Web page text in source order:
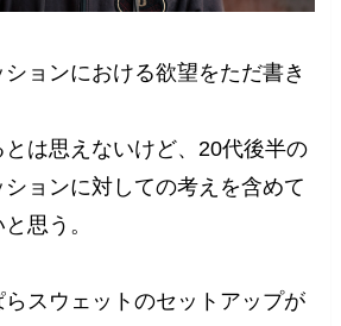
ョンにおける欲望をただ書き
は思えないけど、20代後半の
ョンに対しての考えを含めて
思う。
スウェットのセットアップが